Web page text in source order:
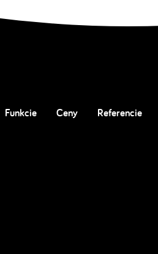
Funkcie Ceny Referencie